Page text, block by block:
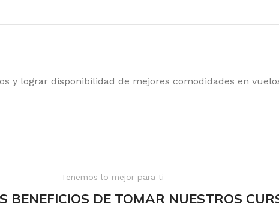
y lograr disponibilidad de mejores comodidades en
Tenemos lo mejor para ti
BENEFICIOS DE TOMAR NUESTROS